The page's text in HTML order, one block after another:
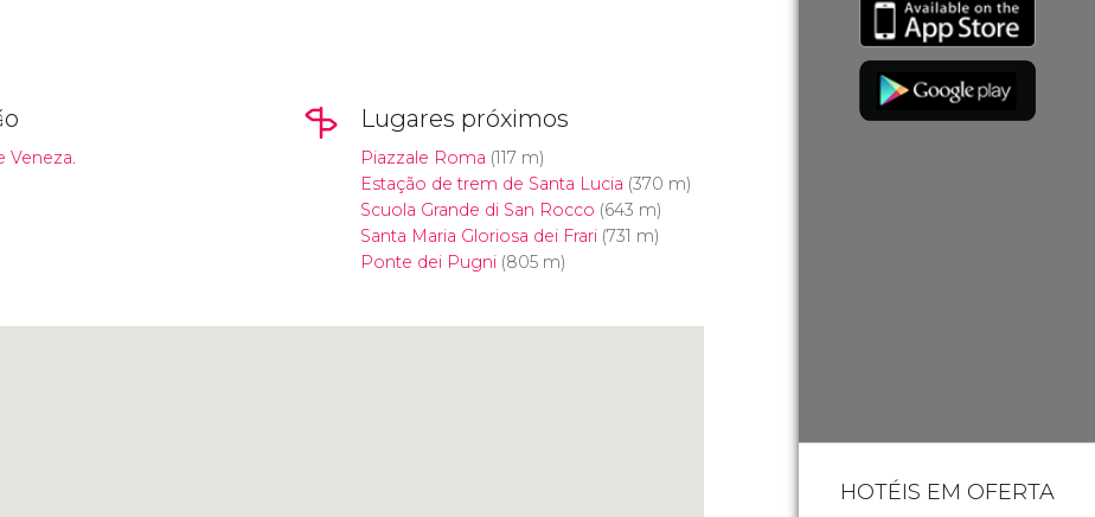
Veneza.
Lugares próximos
Piazzale Roma (117 m)
Estação de trem de Santa Lucia (370 m)
Scuola Grande di San Rocco (643 m)
Santa Maria Gloriosa dei Frari(731 m)
Ponte dei Pugni(805 m)
HOTÉIS EM OFERTA